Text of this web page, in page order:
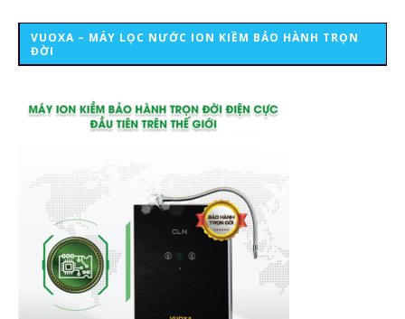
VUOXA – MÁY LỌC NƯỚC ION KIỀM BẢO HÀNH TRỌN
ĐỜI